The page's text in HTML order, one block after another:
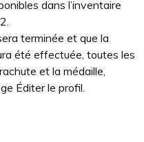
dans l’inventaire
terminée et que la
été effectuée, toutes les
et la médaille,
Éditer le profil.